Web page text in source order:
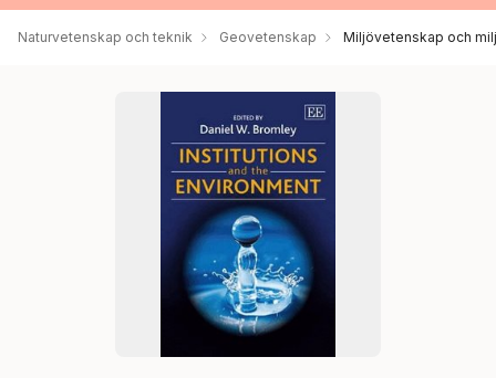
Naturvetenskap och teknik Geovetenskap Miljövetenskap och